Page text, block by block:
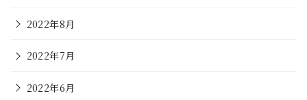
2022年8月
2022年7月
2022年6月